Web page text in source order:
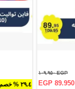
EGP ١٠٩.٩٥٠
EGP 89.950 ٢٩.٤ % خصم